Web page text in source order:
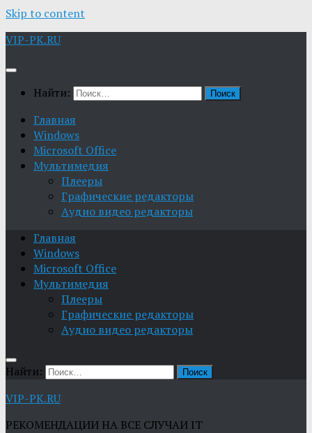
Skip to content
VIP-PK.RU
Найти:
Главная
Windows
Microsoft Office
Мультимедия
Плееры
Графические редакторы
Aудио видео редакторы
Главная
Windows
Microsoft Office
Мультимедия
Плееры
Графические редакторы
Aудио видео редакторы
Найти:
VIP-PK.RU
РЕКОМЕНДАЦИИ НА ВСЕ СЛУЧАИ IT